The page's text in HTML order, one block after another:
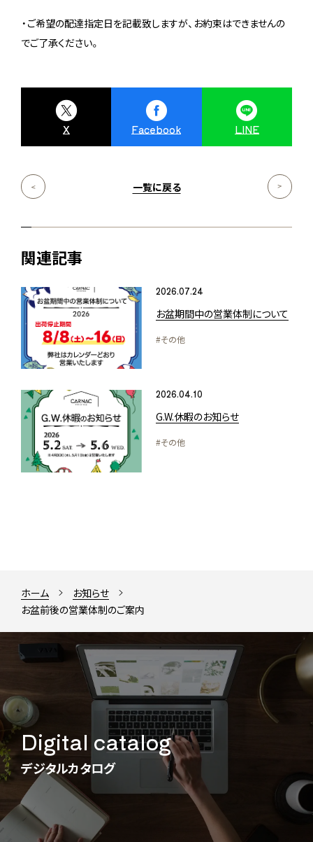
・ご希望の配達指定日を記載致しますが、お約束はできませんの
でご了承ください。
X Facebook LINE
一覧に戻る
関連記事
2026.07.24
お盆期間中の営業体制について
#その他
2026.04.10
G.W.休暇のお知らせ
#その他
ホーム
お知らせ
お盆前後の営業体制のご案内
Digital catalog
デジタルカタログ